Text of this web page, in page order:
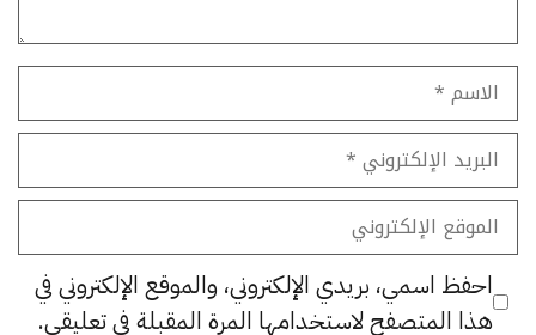
الاسم
البريد
الإلكتروني
الموقع
الإلكتروني
احفظ اسمي، بريدي الإلكتروني، والموقع الإلكتروني في
هذا المتصفح لاستخدامها المرة المقبلة في تعليقي.